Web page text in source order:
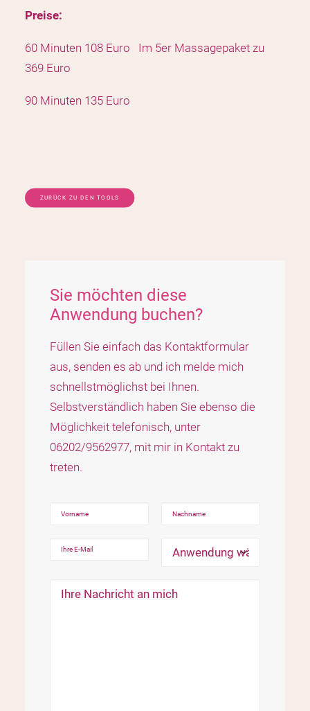
Preise:
60 Minuten 108 Euro Im 5er Massagepaket zu
369 Euro
90 Minuten 135 Euro
ZURÜCK ZU DEN TOOLS
Sie möchten diese
Anwendung buchen?
Füllen Sie einfach das Kontaktformular
aus, senden es ab und ich melde mich
schnellstmöglichst bei Ihnen.
Selbstverständlich haben Sie ebenso die
Möglichkeit telefonisch, unter
06202/9562977, mit mir in Kontakt zu
treten.